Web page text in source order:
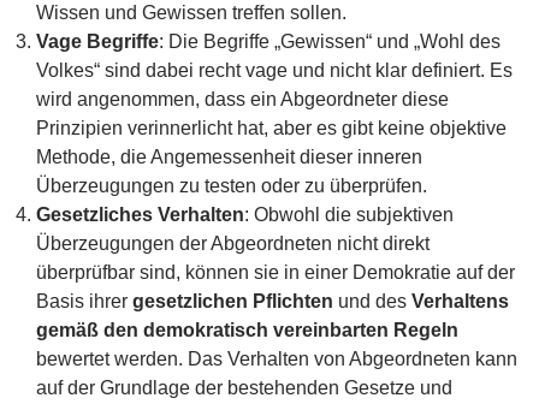
Wissen und Gewissen treffen sollen.
Vage Begriffe: Die Begriffe „Gewissen“ und „Wohl des
Volkes“ sind dabei recht vage und nicht klar definiert. Es
wird angenommen, dass ein Abgeordneter diese
Prinzipien verinnerlicht hat, aber es gibt keine objektive
Methode, die Angemessenheit dieser inneren
Überzeugungen zu testen oder zu überprüfen.
Gesetzliches Verhalten: Obwohl die subjektiven
Überzeugungen der Abgeordneten nicht direkt
überprüfbar sind, können sie in einer Demokratie auf der
Basis ihrer gesetzlichen Pflichten und des Verhaltens
gemäß den demokratisch vereinbarten Regeln
bewertet werden. Das Verhalten von Abgeordneten kann
auf der Grundlage der bestehenden Gesetze und